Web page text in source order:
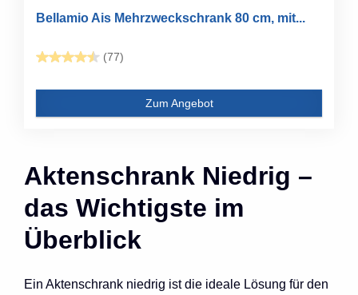
Bellamio Ais Mehrzweckschrank 80 cm, mit...
(77)
Zum Angebot
Aktenschrank Niedrig –
das Wichtigste im
Überblick
Ein Aktenschrank niedrig ist die ideale Lösung für den